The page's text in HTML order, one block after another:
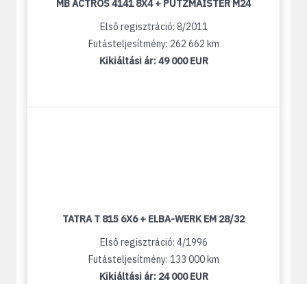
MB ACTROS 4141 8X4 + PUTZMAISTER M24
Első regisztráció: 8/2011
Futásteljesítmény: 262 662 km
Kikiáltási ár:49 000 EUR
TATRA T 815 6X6 + ELBA-WERK EM 28/32
Első regisztráció: 4/1996
Futásteljesítmény: 133 000 km
Kikiáltási ár: 24 000 EUR